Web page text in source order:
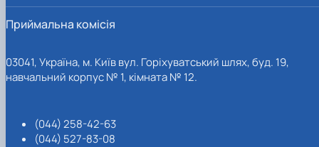
Приймальна комісія
03041, Україна, м. Київ вул. Горіхуватський шлях, буд. 19,
навчальний корпус № 1, кімната № 12.
(044) 258-42-63
(044) 527-83-08